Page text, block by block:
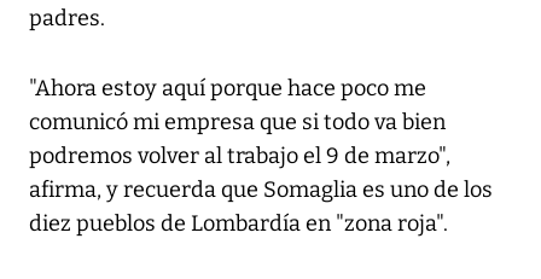
padres.
"Ahora estoy aquí porque hace poco me
comunicó mi empresa que si todo va bien
podremos volver al trabajo el 9 de marzo",
afirma, y recuerda que Somaglia es uno de los
diez pueblos de Lombardía en "zona roja".